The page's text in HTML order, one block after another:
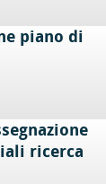
piano di
ricerca